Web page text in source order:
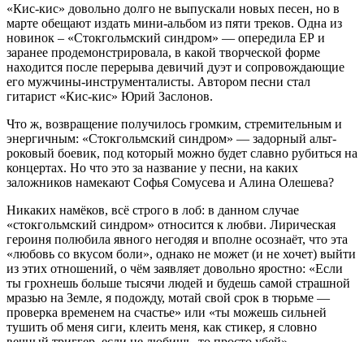
«Кис-кис» довольно долго не выпускали новых песен, но в
марте обещают издать мини-альбом из пяти треков. Одна из
новинок – «Стокгольмский синдром» — опередила ЕР и
заранее продемонстрировала, в какой творческой форме
находится после перерыва девичий дуэт и сопровождающие
его мужчины-инструменталисты. Автором песни стал
гитарист «Кис-кис» Юрий Заслонов.
Что ж, возвращение получилось громким, стремительным и
энергичным: «Стокгольмский синдром» — задорный альт-
роковый боевик, под который можно будет славно рубиться на
концертах. Но что это за название у песни, на каких
заложников намекают Софья Сомусева и Алина Олешева?
Никаких намёков, всё строго в лоб: в данном случае
«стокгольмский синдром» относится к любви. Лирическая
героиня полюбила явного негодяя и вполне осознаёт, что эта
«любовь со вкусом боли», однако не может (и не хочет) выйти
из этих отношений, о чём заявляет довольно яростно: «Если
ты грохнешь больше тысячи людей и будешь самой страшной
мразью на Земле, я подожду, мотай свой срок в тюрьме —
проверка временем на счастье» или «ты можешь сильней
тушить об меня сиги, клеить меня, как стикер, я словно